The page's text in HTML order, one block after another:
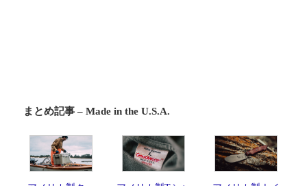
まとめ記事 – Made in the U.S.A.